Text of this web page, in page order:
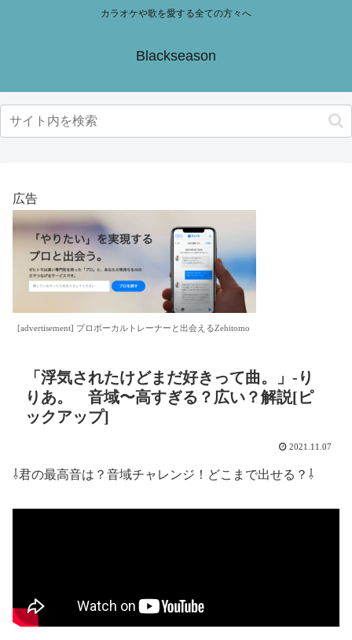
カラオケや歌を愛する全ての方々へ
Blackseason
広告
[advertisement] プロボーカルトレーナーと出会えるZehitomo
「浮気されたけどまだ好きって曲。」-り
りあ。 音域〜高すぎる？広い？解説[ピ
ックアップ]
2021.11.07
⇩君の最高音は？音域チャレンジ！どこまで出せる？⇩